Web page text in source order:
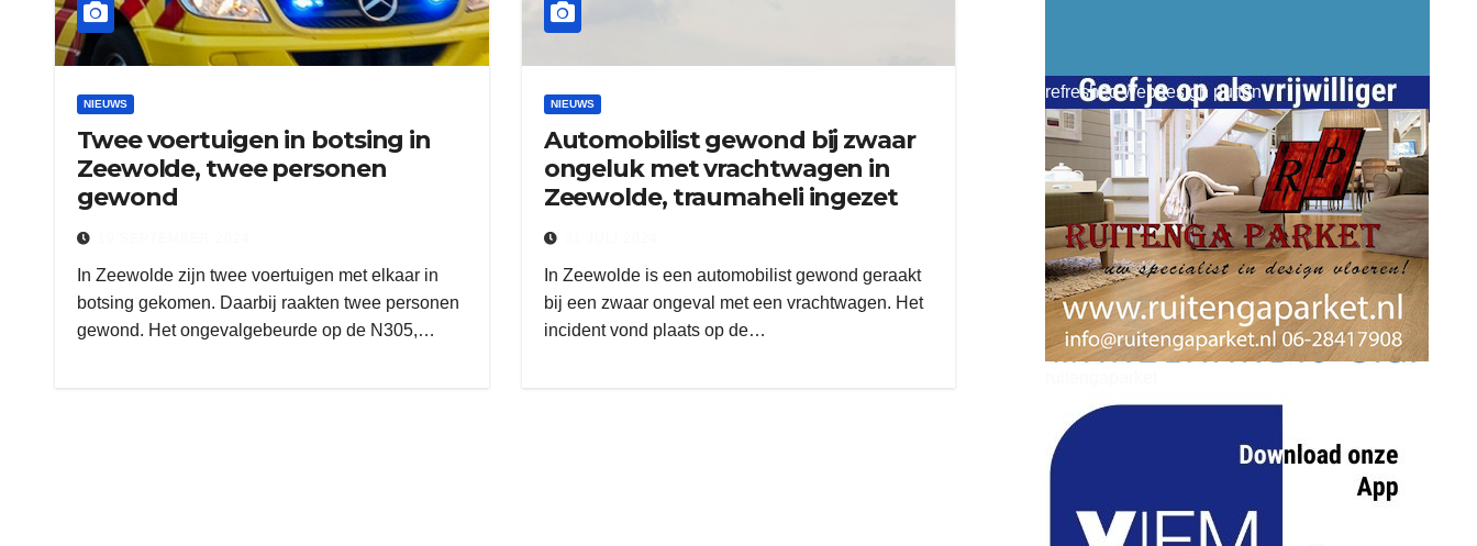
word vrijwilliger (1)
zielman
refreshed webdesign putten
NIEUWS
Twee voertuigen in botsing in
Zeewolde, twee personen
gewond
In Zeewolde zijn twee voertuigen met elkaar in
botsing gekomen. Daarbij raakten twee personen
gewond. Het ongevalgebeurde op de N305,…
NIEUWS
Automobilist gewond bij zwaar
ongeluk met vrachtwagen in
Zeewolde, traumaheli ingezet
In Zeewolde is een automobilist gewond geraakt
bij een zwaar ongeval met een vrachtwagen. Het
incident vond plaats op de…